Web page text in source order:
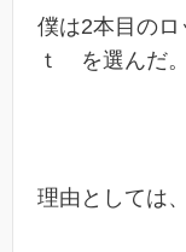
僕は2本目のロ
ｔ を選んだ。
理由としては、